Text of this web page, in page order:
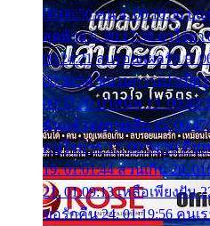
00:06:50 คน 4. 00:10:36 บุ
สุดท้าย 6. 00:17:30 ยาใจย
00:24:21 ลบรอยแผลรัก 9.
00:30:54 ขบวนการเปาเปีย
00:37:20 ปาหนัน 13.
ฉันแล้วจงตายเสีย 15.
คนใจมาร 17. 00:54:50 คืน
19. 01:01:44 ส่วนเกิน 20.
21. 01:09:13 เหลือเพียงฝัน
ขอรักคืน 24. 01:19:56 คนเ